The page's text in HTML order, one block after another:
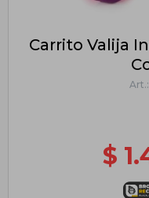
Carrito Valija
$